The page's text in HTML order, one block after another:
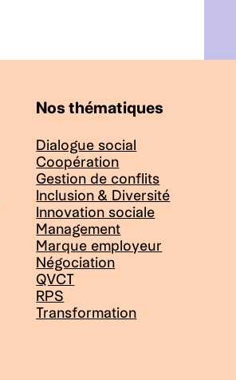
Nos thématiques
Dialogue social
Coopération
Gestion de conflits
Inclusion & Diversité
Innovation sociale
Management
Marque employeur
Négociation
QVCT
RPS
Transformation